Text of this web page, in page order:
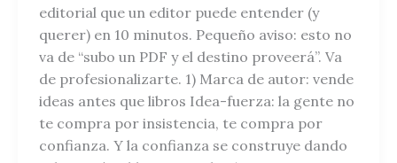
editorial que un editor puede entender (y
querer) en 10 minutos. Pequeño aviso: esto no
va de “subo un PDF y el destino proveerá”. Va
de profesionalizarte. 1) Marca de autor: vende
ideas antes que libros Idea-fuerza: la gente no
te compra por insistencia, te compra por
confianza. Y la confianza se construye dando